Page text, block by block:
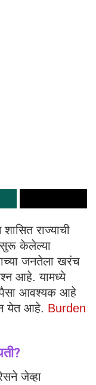
राज्याची
सुरू केलेल्या
जनतेला खरंच
आहे. यामध्ये
पैसा आवश्यक आहे
येत आहे. Burden
?
जेव्हा